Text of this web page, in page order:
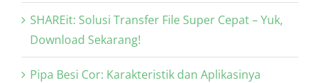
SHAREit: Solusi Transfer File Super Cepat – Yuk,
Download Sekarang!
Pipa Besi Cor: Karakteristik dan Aplikasinya